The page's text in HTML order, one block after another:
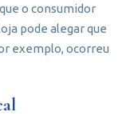
o consumidor
pode alegar que
exemplo, ocorreu